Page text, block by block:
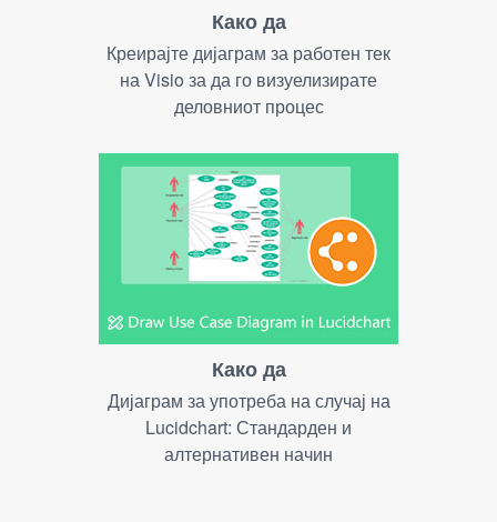
Како да
Креирајте дијаграм за работен тек
на Visio за да го визуелизирате
деловниот процес
Како да
Дијаграм за употреба на случај на
Lucidchart: Стандарден и
алтернативен начин